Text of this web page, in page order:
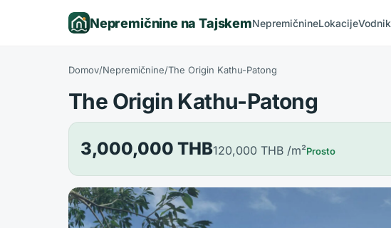
Nepremičnine na TajskemNepremičnineLokacijeVodnik
Domov/Nepremičnine/The Origin Kathu-Patong
The Origin Kathu-Patong
3,000,000 THB120,000 THB /m²Prosto